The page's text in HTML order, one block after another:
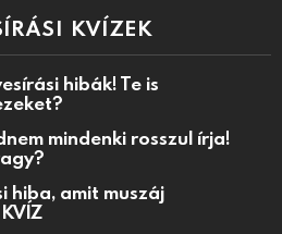
KVÍZEK
hibák! Te is
mindenki rosszul írja!
hiba, amit muszáj